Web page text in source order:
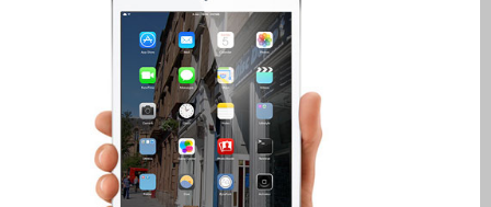
Reparatur von Apple Mac
OS X und macOS in
Dundee
Reparaturen für das Apple
iPhone
Reparaturen für das Apple
MacBook Serie